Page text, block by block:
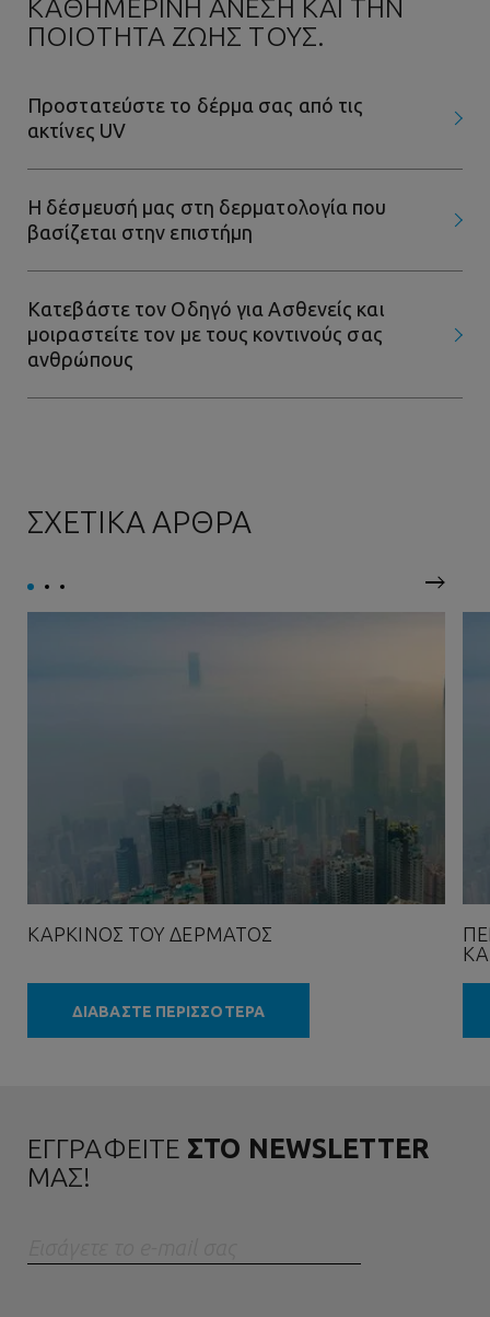
ΑΘΗΜΕΡΙΝΗ ΑΝΕΣΗ ΚΑΙ ΤΗΝ Π
ΟΙΟΤΗΤΑ ΖΩΗΣ ΤΟΥΣ.
Προστατεύστε το δέρμα σας από τις
ακτίνες UV
Η δέσμευσή μας στη δερματολογία που
βασίζεται στην επιστήμη
Κατεβάστε τον Οδηγό για Ασθενείς και
μοιραστείτε τον με τους κοντινούς σας
ανθρώπους
ΣΧΕΤΙΚΑ ΑΡΘΡΑ
ΚΑΡΚΊΝΟΣ ΤΟΥ ΔΈΡΜΑΤΟΣ
ΔΙΑΒΑΣΤΕ ΠΕΡΙΣΣΟΤΕΡΑ
ΕΓΓΡΑΦΕΙΤΕ ΣΤΟ NEWSLETTER
ΜΑΣ!